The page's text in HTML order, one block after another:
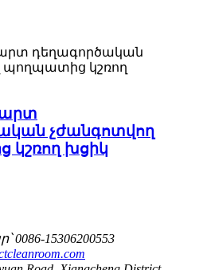
չժանգոտվող
կշռող խցիկ
0086-15306200553